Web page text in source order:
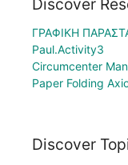
Discover
ΓΡΑΦΙΚΗ
Paul.Activity3
Circumcenter
Paper Folding
Discover